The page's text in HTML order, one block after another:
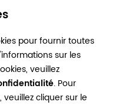
pour fournir toutes
sur les
veuillez
. Pour
cliquer sur le